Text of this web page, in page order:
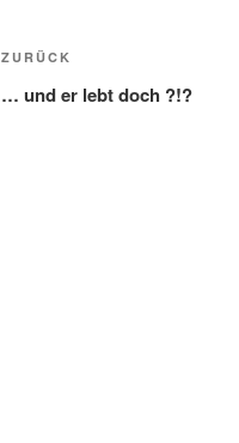
Beitragsnavigation
Vorheriger
Beitrag
ZURÜCK
… und er lebt doch ?!?